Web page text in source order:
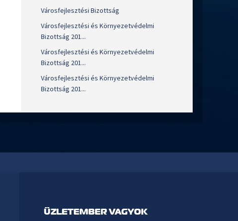
Városfejlesztési Bizottság
Városfejlesztési és Környezetvédelmi
Bizottság 201...
Városfejlesztési és Környezetvédelmi
Bizottság 201...
Városfejlesztési és Környezetvédelmi
Bizottság 201...
ÜZLETEMBER VAGYOK